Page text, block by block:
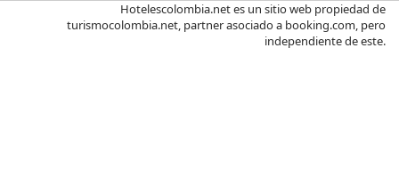
Hotelescolombia.net es un sitio web propiedad de
turismocolombia.net, partner asociado a booking.com, pero
independiente de este.